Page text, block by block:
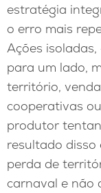
estratégia
o erro mais
Ações
para um lado,
território,
cooperativas
produtor
resultado disso
perda de
carnaval e não